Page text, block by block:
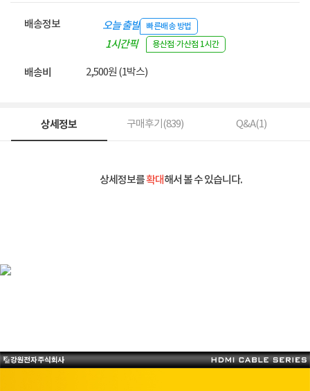
배송정보 오늘 출발 빠른배송 방법
1시간픽
용산점·가산점 1시간
배송비 2,500원 (1박스)
상세정보 구매후기(839) Q&A(1)
상세정보를확대해서 볼 수 있습니다.